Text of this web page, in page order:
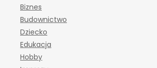
Biznes
Budownictwo
Dziecko
Edukacja
Hobby